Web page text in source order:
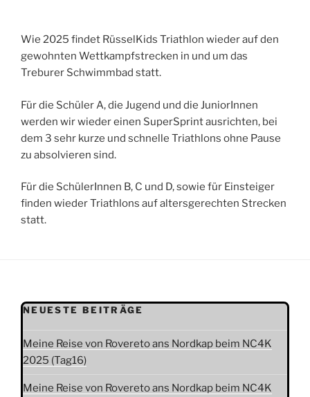
Wie 2025 findet RüsselKids Triathlon wieder auf den
gewohnten Wettkampfstrecken in und um das
Treburer Schwimmbad statt.
Für die Schüler A, die Jugend und die JuniorInnen
werden wir wieder einen SuperSprint ausrichten, bei
dem 3 sehr kurze und schnelle Triathlons ohne Pause
zu absolvieren sind.
Für die SchülerInnen B, C und D, sowie für Einsteiger
finden wieder Triathlons auf altersgerechten Strecken
statt.
NEUESTE BEITRÄGE
Meine Reise von Rovereto ans Nordkap beim NC4K
2025 (Tag16)
Meine Reise von Rovereto ans Nordkap beim NC4K